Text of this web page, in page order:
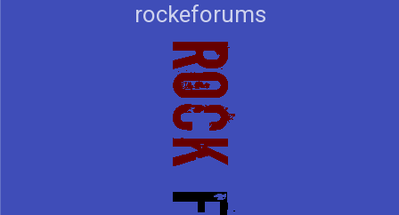
rockeforums